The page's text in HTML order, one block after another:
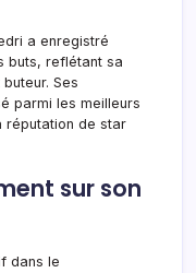
a enregistré
buts, reflétant sa
Ses
parmi les meilleurs
réputation de star
sur son
dans le